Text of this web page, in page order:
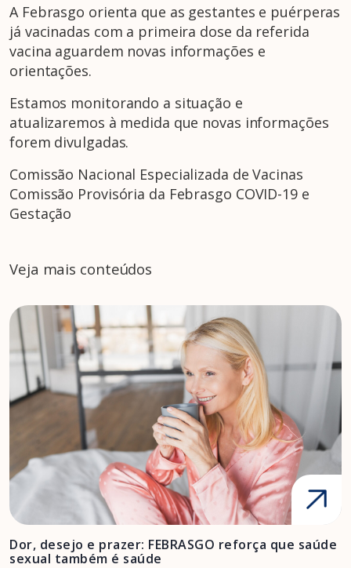
A Febrasgo orienta que as gestantes e puérperas
já vacinadas com a primeira dose da referida
vacina aguardem novas informações e
orientações.
Estamos monitorando a situação e
atualizaremos à medida que novas informações
forem divulgadas.
Comissão Nacional Especializada de Vacinas
Comissão Provisória da Febrasgo COVID-19 e
Gestação
Veja mais conteúdos
Dor, desejo e prazer: FEBRASGO reforça que saúde
sexual também é saúde